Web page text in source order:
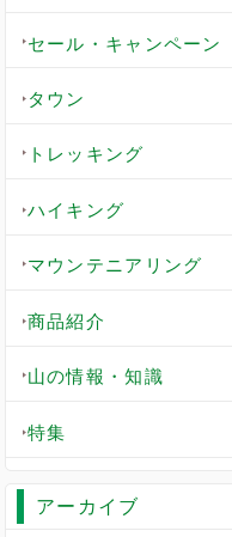
セール・キャンペーン
タウン
トレッキング
ハイキング
マウンテニアリング
商品紹介
山の情報・知識
特集
アーカイブ